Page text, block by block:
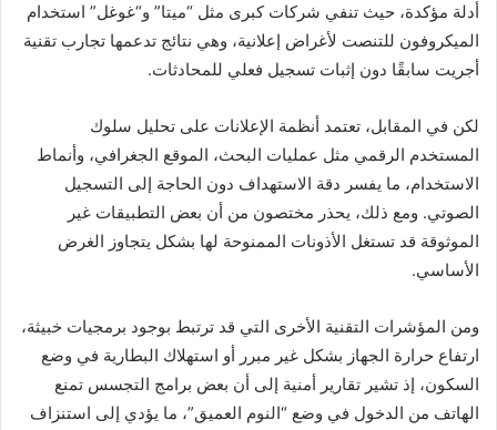
أدلة مؤكدة، حيث تنفي شركات كبرى مثل “ميتا” و“غوغل” استخدام
الميكروفون للتنصت لأغراض إعلانية، وهي نتائج تدعمها تجارب تقنية
أجريت سابقًا دون إثبات تسجيل فعلي للمحادثات.
لكن في المقابل، تعتمد أنظمة الإعلانات على تحليل سلوك
المستخدم الرقمي مثل عمليات البحث، الموقع الجغرافي، وأنماط
الاستخدام، ما يفسر دقة الاستهداف دون الحاجة إلى التسجيل
الصوتي. ومع ذلك، يحذر مختصون من أن بعض التطبيقات غير
الموثوقة قد تستغل الأذونات الممنوحة لها بشكل يتجاوز الغرض
الأساسي.
ومن المؤشرات التقنية الأخرى التي قد ترتبط بوجود برمجيات خبيثة،
ارتفاع حرارة الجهاز بشكل غير مبرر أو استهلاك البطارية في وضع
السكون، إذ تشير تقارير أمنية إلى أن بعض برامج التجسس تمنع
الهاتف من الدخول في وضع “النوم العميق”، ما يؤدي إلى استنزاف